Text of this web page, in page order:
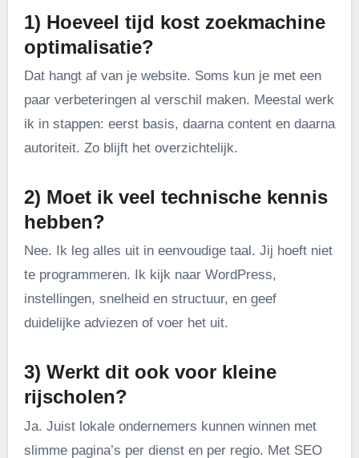
1) Hoeveel tijd kost zoekmachine
optimalisatie?
Dat hangt af van je website. Soms kun je met een
paar verbeteringen al verschil maken. Meestal werk
ik in stappen: eerst basis, daarna content en daarna
autoriteit. Zo blijft het overzichtelijk.
2) Moet ik veel technische kennis
hebben?
Nee. Ik leg alles uit in eenvoudige taal. Jij hoeft niet
te programmeren. Ik kijk naar WordPress,
instellingen, snelheid en structuur, en geef
duidelijke adviezen of voer het uit.
3) Werkt dit ook voor kleine
rijscholen?
Ja. Juist lokale ondernemers kunnen winnen met
slimme pagina’s per dienst en per regio. Met SEO